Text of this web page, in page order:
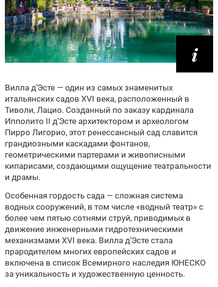
Вилла д’Эсте — один из самых знаменитых
итальянских садов XVI века, расположенный в
Тиволи, Лацио. Созданный по заказу кардинала
Ипполито II д’Эсте архитектором и археологом
Пирро Лигорио, этот ренессансный сад славится
грандиозными каскадами фонтанов,
геометрическими партерами и живописными
кипарисами, создающими ощущение театральности
и драмы.
Особенная гордость сада — сложная система
водных сооружений, в том числе «водный театр» с
более чем пятью сотнями струй, приводимых в
движение инженерными гидротехническими
механизмами XVI века. Вилла д’Эсте стала
прародителем многих европейских садов и
включена в список Всемирного наследия ЮНЕСКО
за уникальность и художественную ценность.